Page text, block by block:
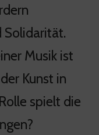
Solidarität.
Musik ist
Kunst in
spielt die